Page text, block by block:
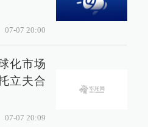
07-07 20:00
化市场
立夫合
07-07 20:09